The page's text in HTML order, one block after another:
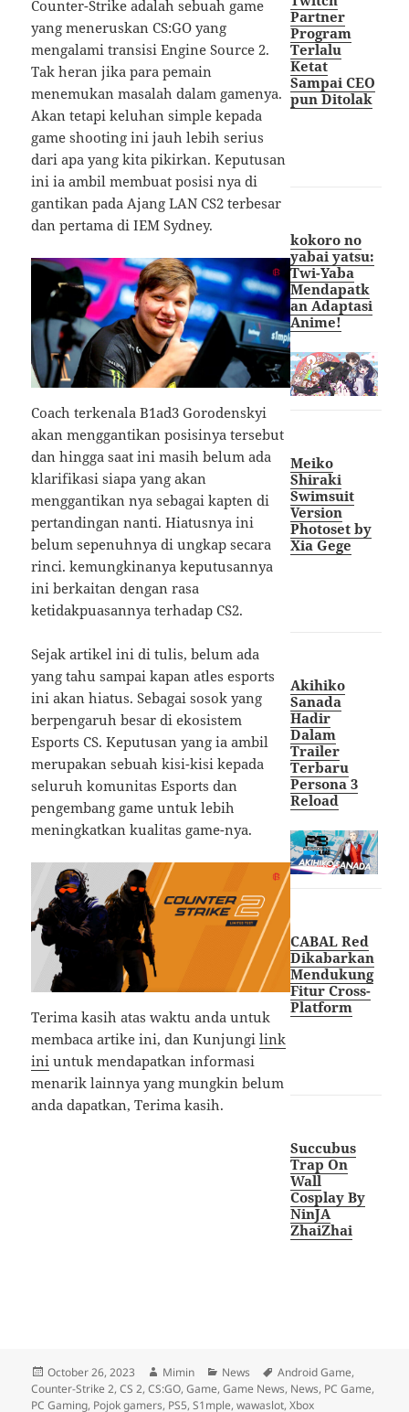
Counter-Strike adalah sebuah game
yang meneruskan CS:GO yang
mengalami transisi Engine Source 2.
Tak heran jika para pemain
menemukan masalah dalam gamenya.
Akan tetapi keluhan simple kepada
game shooting ini jauh lebih serius
dari apa yang kita pikirkan. Keputusan
ini ia ambil membuat posisi nya di
gantikan pada Ajang LAN CS2 terbesar
dan pertama di IEM Sydney.
Coach terkenala B1ad3 Gorodenskyi
akan menggantikan posisinya tersebut
dan hingga saat ini masih belum ada
klarifikasi siapa yang akan
menggantikan nya sebagai kapten di
pertandingan nanti. Hiatusnya ini
belum sepenuhnya di ungkap secara
rinci. kemungkinanya keputusannya
ini berkaitan dengan rasa
ketidakpuasannya terhadap CS2.
Sejak artikel ini di tulis, belum ada
yang tahu sampai kapan atles esports
ini akan hiatus. Sebagai sosok yang
berpengaruh besar di ekosistem
Esports CS. Keputusan yang ia ambil
merupakan sebuah kisi-kisi kepada
seluruh komunitas Esports dan
pengembang game untuk lebih
meningkatkan kualitas game-nya.
Terima kasih atas waktu anda untuk
membaca artike ini, dan Kunjungilink
ini untuk mendapatkan informasi
menarik lainnya yang mungkin belum
anda dapatkan, Terima kasih.
Partner
Program
Terlalu
Ketat
Sampai CEO
pun Ditolak
kokoro no
yabai yatsu:
Twi-Yaba
Mendapatk
an Adaptasi
Anime!
Meiko
Shiraki
Swimsuit
Version
Photoset by
Xia Gege
Akihiko
Sanada
Hadir
Dalam
Trailer
Terbaru
Persona 3
Reload
CABAL Red
Dikabarkan
Mendukung
Fitur Cross-
Platform
Succubus
Trap On
Wall
Cosplay By
NinJA
ZhaiZhai
Posted
on
October 26, 2023 Author
Mimin Categories
News Tags
Android Game,
Counter-Strike 2,CS 2,CS:GO,Game,Game News, News, PC Game,
PC Gaming, Pojok gamers, PS5,S1mple,wawaslot,Xbox